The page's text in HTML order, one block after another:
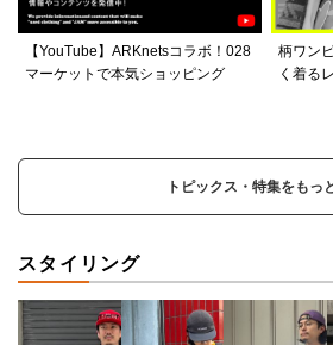
【YouTube】ARKnetsコラボ！028
マーケットで本気ショッピング
柄ワン
く着る
トピックス・特集をもっ
スタイリング